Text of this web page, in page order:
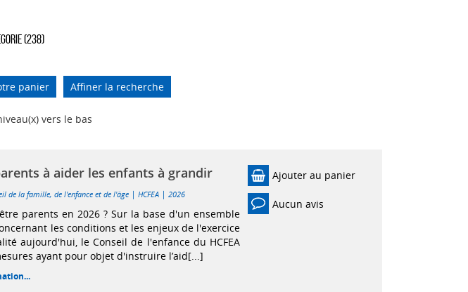
(238)
panier Affiner la recherche
vers le bas
à aider les enfants à grandir
de la famille, de l'enfance et de l'âge |HCFEA |2026
parents en 2026 ? Sur la base d'un ensemble
les conditions et les enjeux de l'exercice
aujourd'hui, le Conseil de l'enfance du HCFEA
ayant pour objet d'instruire l’aid[...]
Ajouter au panier
Aucun avis